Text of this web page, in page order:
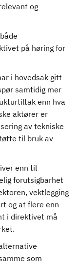
og
på høring for
i hovedsak gitt
samtidig mer
enn hva
aktører er
av tekniske
til bruk av
enn til
forutsigbarhet
vektlegging
og at flere enn
i direktivet må
som